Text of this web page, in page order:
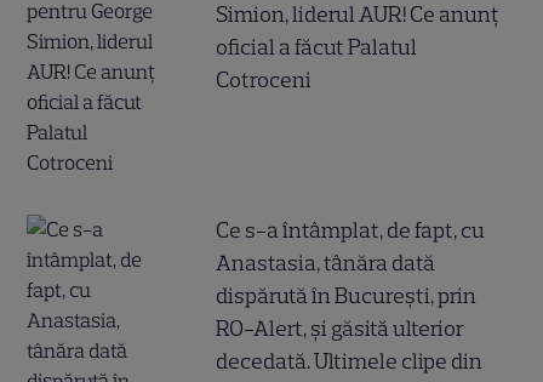
Simion, liderul AUR! Ce anunț
oficial a făcut Palatul
Cotroceni
Ce s-a întâmplat, de fapt, cu
Anastasia, tânăra dată
dispărută în București, prin
RO-Alert, și găsită ulterior
decedată. Ultimele clipe din